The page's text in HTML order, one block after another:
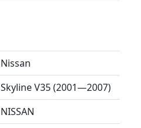
Nissan
Skyline V35 (2001—2007)
NISSAN